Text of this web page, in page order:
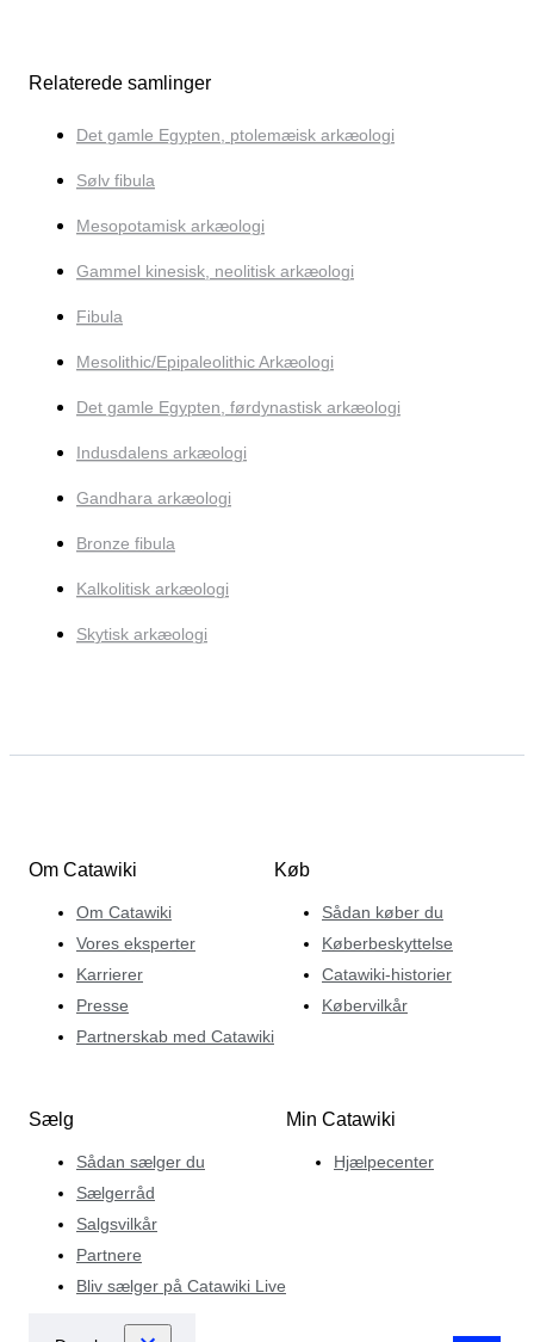
Relaterede samlinger
Det gamle Egypten, ptolemæisk arkæologi
Sølv fibula
Mesopotamisk arkæologi
Gammel kinesisk, neolitisk arkæologi
Fibula
Mesolithic/Epipaleolithic Arkæologi
Det gamle Egypten, førdynastisk arkæologi
Indusdalens arkæologi
Gandhara arkæologi
Bronze fibula
Kalkolitisk arkæologi
Skytisk arkæologi
Om Catawiki
Om Catawiki
Vores eksperter
Karrierer
Presse
Partnerskab med Catawiki
Køb
Sådan køber du
Køberbeskyttelse
Catawiki-historier
Købervilkår
Sælg
Sådan sælger du
Sælgerråd
Salgsvilkår
Partnere
Bliv sælger på Catawiki Live
Min Catawiki
Hjælpecenter